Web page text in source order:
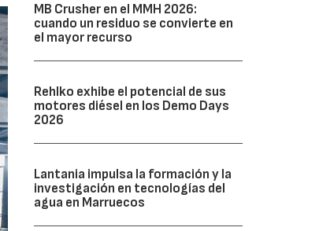
MB Crusher en el MMH 2026:
cuando un residuo se convierte en
el mayor recurso
Rehlko exhibe el potencial de sus
motores diésel en los Demo Days
2026
Lantania impulsa la formación y la
investigación en tecnologías del
agua en Marruecos